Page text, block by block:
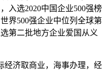
入选2020中国企业500强榜
界500强企业中位列全球第
第二批地方企业爱国从义
济取商业，海事办理，经